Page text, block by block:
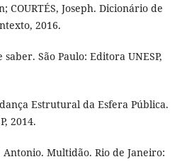
COURTÉS, Joseph. Dicionário de
2016.
saber. São Paulo: Editora UNESP,
Estrutural da Esfera Pública.
2014.
Antonio. Multidão. Rio de Janeiro: